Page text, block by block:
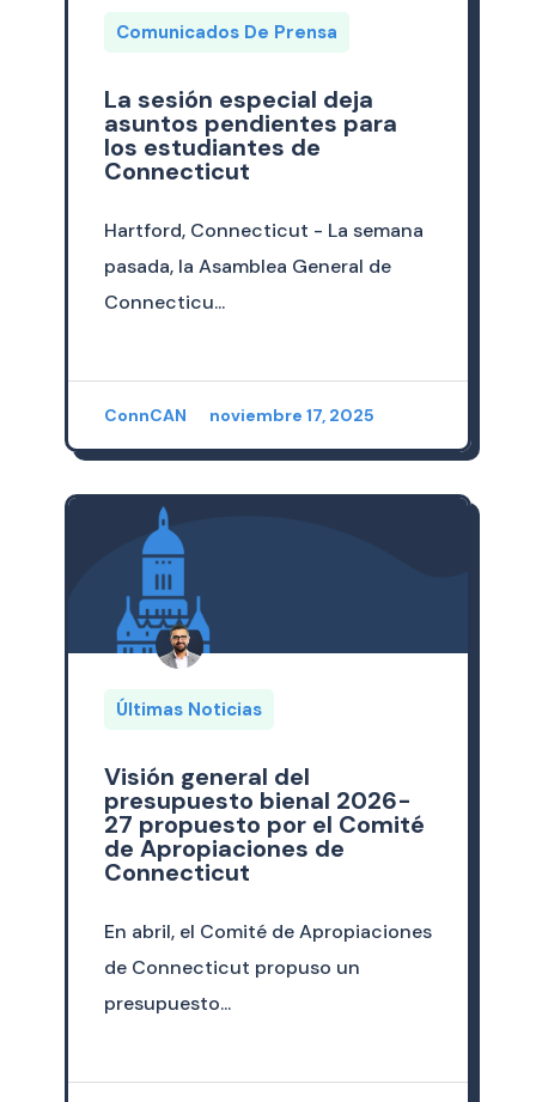
Comunicados De Prensa
La sesión especial deja
asuntos pendientes para
los estudiantes de
Connecticut
Hartford, Connecticut - La semana
pasada, la Asamblea General de
Connecticu...
ConnCAN noviembre 17, 2025
Últimas Noticias
Visión general del
presupuesto bienal 2026-
27 propuesto por el Comité
de Apropiaciones de
Connecticut
En abril, el Comité de Apropiaciones
de Connecticut propuso un
presupuesto...